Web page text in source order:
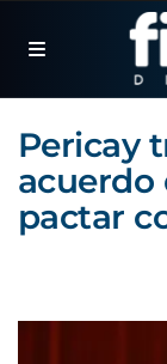
Pericay
acuerdo
pactar